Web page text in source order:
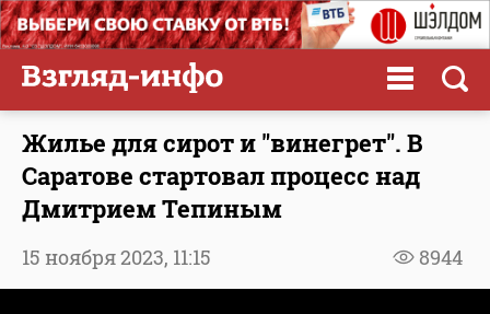
Жилье для сирот и "винегрет". В
Саратове стартовал процесс над
Дмитрием Тепиным
8944
15 ноября 2023, 11:15